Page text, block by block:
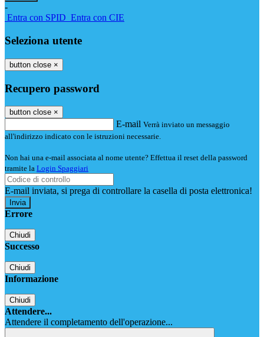
-
Entra con SPID Entra con CIE
Seleziona utente
button close ×
Recupero password
button close ×
E-mail Verrà inviato un messaggio
all'indirizzo indicato con le istruzioni necessarie.
Non hai una e-mail associata al nome utente? Effettua il reset della password
tramite la Login Spaggiari
E-mail inviata, si prega di controllare la casella di posta elettronica!
Errore
Chiudi
Successo
Chiudi
Informazione
Chiudi
Attendere...
Attendere il completamento dell'operazione...